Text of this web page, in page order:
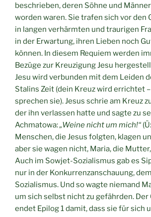
beschrieben, deren Söhne und
worden waren. Sie trafen sich vor den
in langen verhärmten und traurigen
in der Erwartung, ihren Lieben noch
können. In diesem Requiem werden
Bezüge zur Kreuzigung Jesu
Jesu wird verbunden mit dem Leiden
Stalins Zeit (dein Kreuz wird errichtet
sprechen sie). Jesus schrie am Kreuz
der ihn verlassen hatte und sagte zu
Achmatowa:„Weine nicht um mich!“
Menschen, die Jesus folgten, klagen
aber sie wagen nicht, Maria, die
Auch im Sowjet-Sozialismus gab es
nur in der Konkurrenzanschauung,
Sozialismus. Und so wagte niemand
um sich selbst nicht zu gefährden. Der
endet Epilog 1 damit, dass sie für sich